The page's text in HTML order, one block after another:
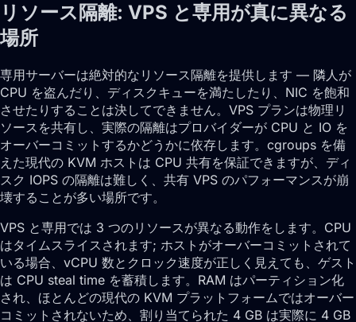
リソース隔離: VPS と専用が真に異なる
場所
専用サーバーは絶対的なリソース隔離を提供します — 隣人が
CPU を盗んだり、ディスクキューを満たしたり、NIC を飽和
させたりすることは決してできません。VPS プランは物理リ
ソースを共有し、実際の隔離はプロバイダーが CPU と IO を
オーバーコミットするかどうかに依存します。cgroups を備
えた現代の KVM ホストは CPU 共有を保証できますが、ディ
スク IOPS の隔離は難しく、共有 VPS のパフォーマンスが崩
壊することが多い場所です。
VPS と専用では 3 つのリソースが異なる動作をします。CPU
はタイムスライスされます; ホストがオーバーコミットされて
いる場合、vCPU 数とクロック速度が正しく見えても、ゲスト
は CPU steal time を蓄積します。RAM はパーティション化
され、ほとんどの現代の KVM プラットフォームではオーバー
コミットされないため、割り当てられた 4 GB は実際に 4 GB